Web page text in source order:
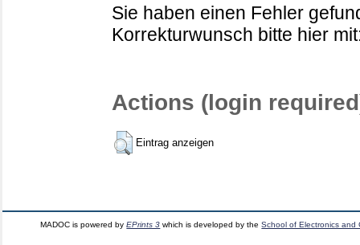
Sie haben einen Fehler
Korrekturwunsch bitte hier
Actions (login
Eintrag anzeigen
MADOC is powered byEPrints 3 which is developed by theSchool of Electronics and